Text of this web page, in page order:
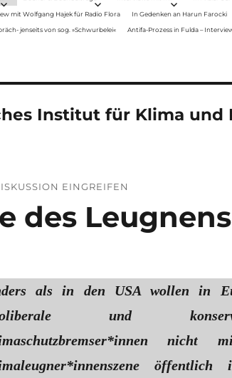
mit Wolfgang Hajek für Radio Flora In Gedenken an Harun Farocki
jenseits von sog. »Schwurbelei« Antifa-Prozess in Fulda –
Institut für Klima und
EINGREIFEN
des Leugnens
als in den USA wollen in
und